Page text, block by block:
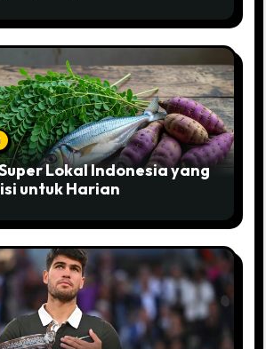
Lokal Indonesia yang
untuk Harian